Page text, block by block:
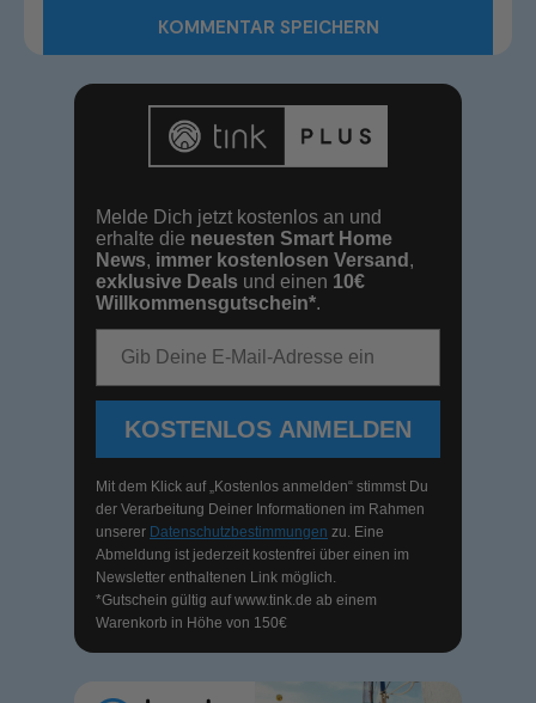
Melde Dich jetzt kostenlos an und
erhalte die neuesten Smart Home
News, immer kostenlosen Versand ,
exklusive Deals und einen 10€
Willkommensgutschein*.
KOSTENLOS ANMELDEN
Mit dem Klick auf „Kostenlos anmelden“ stimmst Du
der Verarbeitung Deiner Informationen im Rahmen
unserer Datenschutzbestimmungen zu. Eine
Abmeldung ist jederzeit kostenfrei über einen im
Newsletter enthaltenen Link möglich.
*Gutschein gültig aufwww.tink.de ab einem
Warenkorb in Höhe von 150€